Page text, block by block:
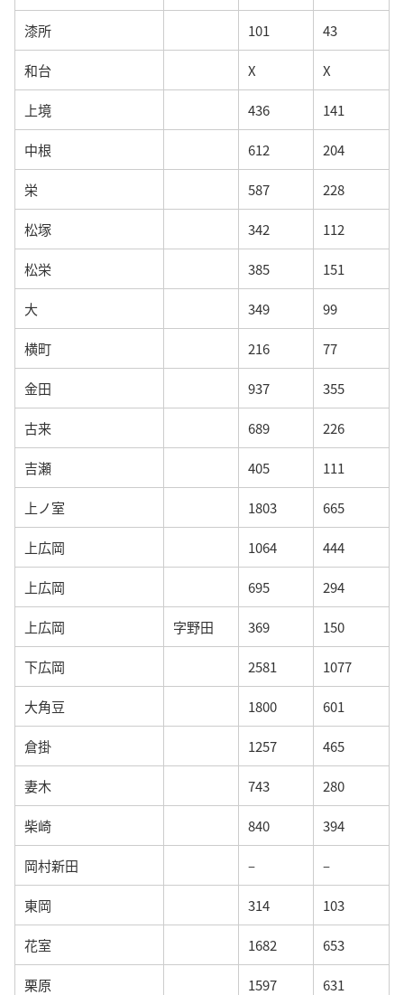
漆所 101 43
和台 X X
上境 436 141
中根 612 204
栄 587 228
松塚 342 112
松栄 385 151
大 349 99
横町 216 77
金田 937 355
古来 689 226
吉瀬 405 111
上ノ室 1803 665
上広岡 1064 444
上広岡 695 294
上広岡 字野田 369 150
下広岡 2581 1077
大角豆 1800 601
倉掛 1257 465
妻木 743 280
柴崎 840 394
岡村新田 – –
東岡 314 103
花室 1682 653
栗原 1597 631